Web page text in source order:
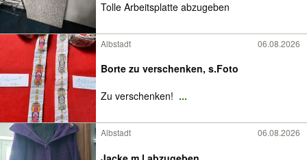
Tolle Arbeitsplatte abzugeben
Albstadt 06.08.2026
Borte zu verschenken, s.Foto
Zu verschenken! ...
Albstadt 06.08.2026